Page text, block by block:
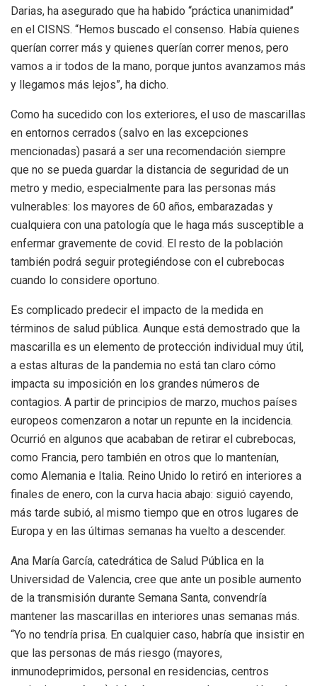
Darias, ha asegurado que ha habido “práctica unanimidad”
en el CISNS. “Hemos buscado el consenso. Había quienes
querían correr más y quienes querían correr menos, pero
vamos a ir todos de la mano, porque juntos avanzamos más
y llegamos más lejos”, ha dicho.
Como ha sucedido con los exteriores, el uso de mascarillas
en entornos cerrados (salvo en las excepciones
mencionadas) pasará a ser una recomendación siempre
que no se pueda guardar la distancia de seguridad de un
metro y medio, especialmente para las personas más
vulnerables: los mayores de 60 años, embarazadas y
cualquiera con una patología que le haga más susceptible a
enfermar gravemente de covid. El resto de la población
también podrá seguir protegiéndose con el cubrebocas
cuando lo considere oportuno.
Es complicado predecir el impacto de la medida en
términos de salud pública. Aunque está demostrado que la
mascarilla es un elemento de protección individual muy útil,
a estas alturas de la pandemia no está tan claro cómo
impacta su imposición en los grandes números de
contagios. A partir de principios de marzo, muchos países
europeos comenzaron a notar un repunte en la incidencia.
Ocurrió en algunos que acababan de retirar el cubrebocas,
como Francia, pero también en otros que lo mantenían,
como Alemania e Italia. Reino Unido lo retiró en interiores a
finales de enero, con la curva hacia abajo: siguió cayendo,
más tarde subió, al mismo tiempo que en otros lugares de
Europa y en las últimas semanas ha vuelto a descender.
Ana María García, catedrática de Salud Pública en la
Universidad de Valencia, cree que ante un posible aumento
de la transmisión durante Semana Santa, convendría
mantener las mascarillas en interiores unas semanas más.
“Yo no tendría prisa. En cualquier caso, habría que insistir en
que las personas de más riesgo (mayores,
inmunodeprimidos, personal en residencias, centros